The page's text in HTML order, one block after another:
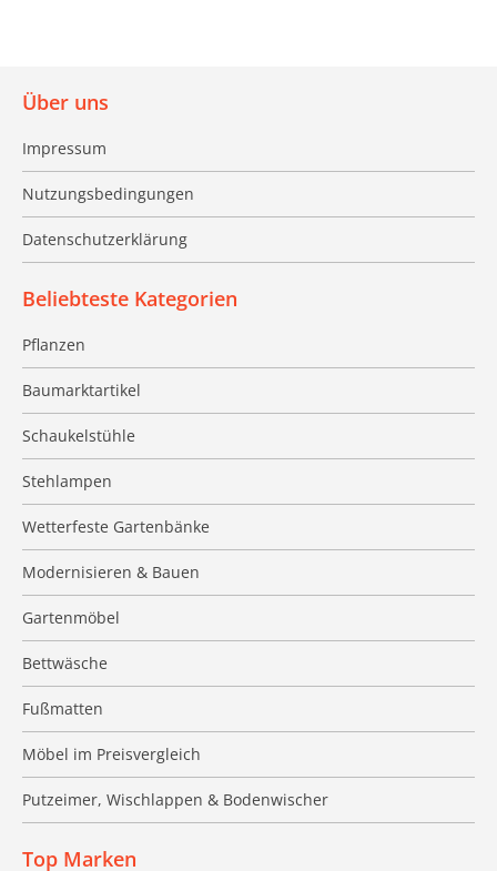
Über uns
Impressum
Nutzungsbedingungen
Datenschutzerklärung
Beliebteste Kategorien
Pflanzen
Baumarktartikel
Schaukelstühle
Stehlampen
Wetterfeste Gartenbänke
Modernisieren & Bauen
Gartenmöbel
Bettwäsche
Fußmatten
Möbel im Preisvergleich
Putzeimer, Wischlappen & Bodenwischer
Top Marken